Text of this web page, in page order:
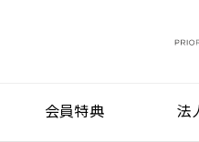
会員特典 法